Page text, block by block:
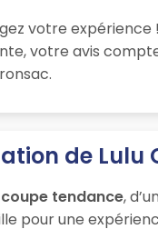
votre expérience
votre avis
de Lulu
coupe tendance,
pour une